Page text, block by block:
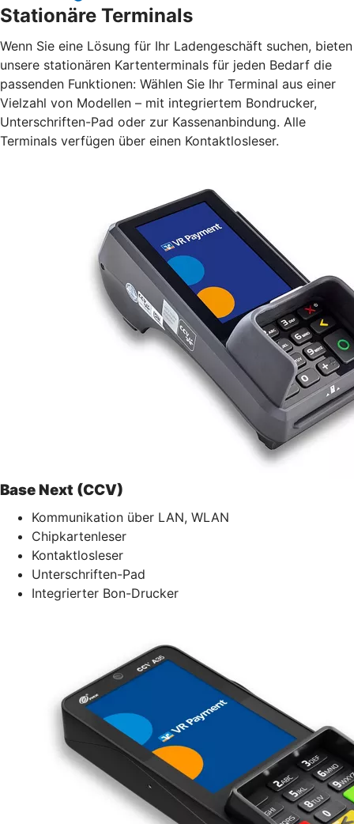
Stationäre Terminals
Wenn Sie eine Lösung für Ihr Ladengeschäft suchen, bieten
unsere stationären Kartenterminals für jeden Bedarf die
passenden Funktionen: Wählen Sie Ihr Terminal aus einer
Vielzahl von Modellen – mit integriertem Bondrucker,
Unterschriften-Pad oder zur Kassenanbindung. Alle
Terminals verfügen über einen Kontaktlosleser.
Base Next (CCV)
Kommunikation über LAN, WLAN
Chipkartenleser
Kontaktlosleser
Unterschriften-Pad
Integrierter Bon-Drucker